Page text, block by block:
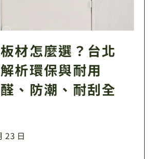
材怎麼選？台北
析環保與耐用
、防潮、耐刮全
23 日